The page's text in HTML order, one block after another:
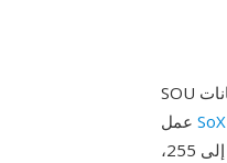
SOU هو تسمية لتنسيق صوتي خام يعمل كاسم بديل لبيانات PCM غير موقّعة بدقة 8 بت (u8) في إطار
SoX
مضغوطة مخزّنة كأعداد صحيحة غير موقّعة بدقة 8 بت — كل بايت يمثل قيمة سعة واحدة من 0 إلى 255،